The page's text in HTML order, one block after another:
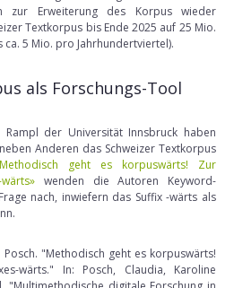
zur Erweiterung des Korpus wieder
Textkorpus bis Ende 2025 auf 25 Mio.
5 Mio. pro Jahrhundertviertel).
als Forschungs-Tool
der Universität Innsbruck haben
Anderen das Schweizer Textkorpus
geht es korpuswärts! Zur
wenden die Autoren Keyword-
nach, inwiefern das Suffix -wärts als
"Methodisch geht es korpuswärts!
wärts." In: Posch, Claudia, Karoline